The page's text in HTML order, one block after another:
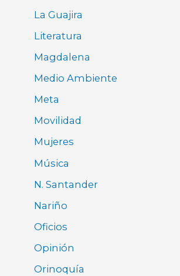
La Guajira
Literatura
Magdalena
Medio Ambiente
Meta
Movilidad
Mujeres
Música
N. Santander
Nariño
Oficios
Opinión
Orinoquía